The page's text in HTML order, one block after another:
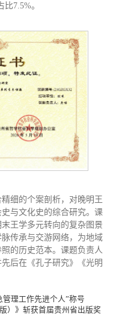
7.5%。
细的个案剖析，对晚明王
与文化史的综合研究。课
王学多元转向的复杂图景
传承与交游网络，为地域
的历史范本。课题负责人
后在《孔子研究》《光明
理工作先进个人”称号
）》斩获首届贵州省出版奖